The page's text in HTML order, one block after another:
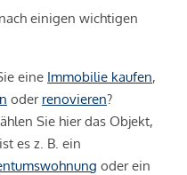
einigen wichtigen
eine Immobilie kaufen,
oder renovieren?
Sie hier das Objekt,
es z. B. ein
oder ein